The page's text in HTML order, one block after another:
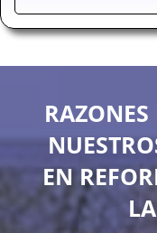
EN